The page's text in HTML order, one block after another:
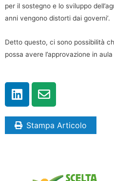
per il sostegno e lo sviluppo
anni vengono distorti dai governi’.
Detto questo, ci sono possibilità
possa avere l’approvazione in
Stampa Articolo